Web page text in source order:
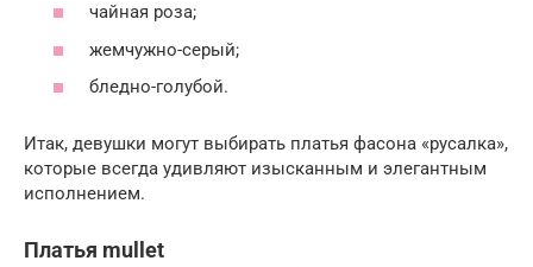
чайная роза;
жемчужно-серый;
бледно-голубой.
Итак, девушки могут выбирать платья фасона «русалка»,
которые всегда удивляют изысканным и элегантным
исполнением.
Платья mullet